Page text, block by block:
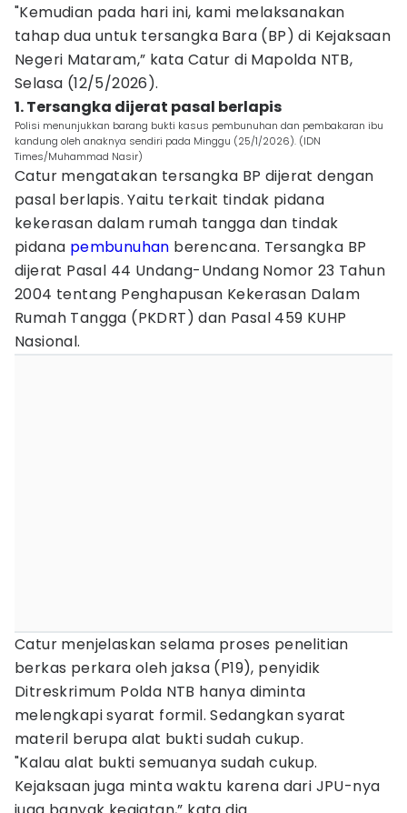
"Kemudian pada hari ini, kami melaksanakan
tahap dua untuk tersangka Bara (BP) di Kejaksaan
Negeri Mataram,” kata Catur di Mapolda NTB,
Selasa (12/5/2026).
1. Tersangka dijerat pasal berlapis
Polisi menunjukkan barang bukti kasus pembunuhan dan pembakaran ibu
kandung oleh anaknya sendiri pada Minggu (25/1/2026). (IDN
Times/Muhammad Nasir)
Catur mengatakan tersangka BP dijerat dengan
pasal berlapis. Yaitu terkait tindak pidana
kekerasan dalam rumah tangga dan tindak
pidana pembunuhan berencana. Tersangka BP
dijerat Pasal 44 Undang-Undang Nomor 23 Tahun
2004 tentang Penghapusan Kekerasan Dalam
Rumah Tangga (PKDRT) dan Pasal 459 KUHP
Nasional.
Catur menjelaskan selama proses penelitian
berkas perkara oleh jaksa (P19), penyidik
Ditreskrimum Polda NTB hanya diminta
melengkapi syarat formil. Sedangkan syarat
materil berupa alat bukti sudah cukup.
"Kalau alat bukti semuanya sudah cukup.
Kejaksaan juga minta waktu karena dari JPU-nya